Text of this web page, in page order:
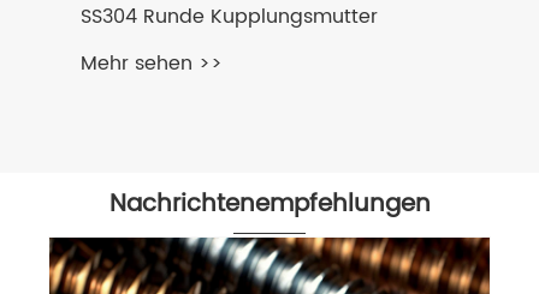
Nachrichtenempfehlungen